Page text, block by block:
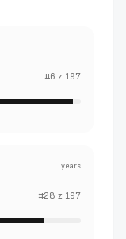
#6 z 197
years
#28 z 197